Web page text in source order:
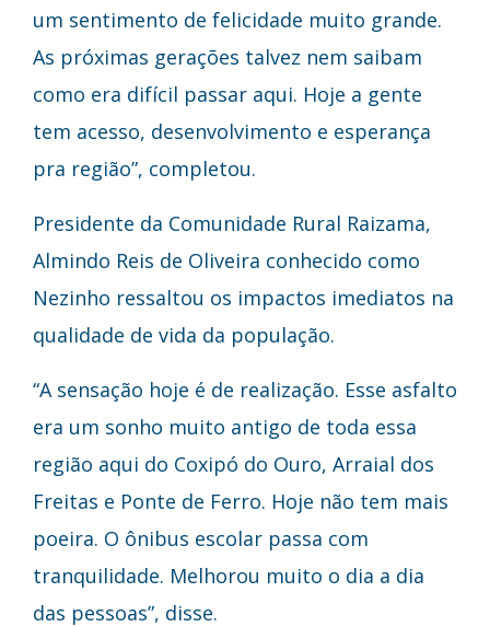
um sentimento de felicidade muito grande.
As próximas gerações talvez nem saibam
como era difícil passar aqui. Hoje a gente
tem acesso, desenvolvimento e esperança
pra região”, completou.
Presidente da Comunidade Rural Raizama,
Almindo Reis de Oliveira conhecido como
Nezinho ressaltou os impactos imediatos na
qualidade de vida da população.
“A sensação hoje é de realização. Esse asfalto
era um sonho muito antigo de toda essa
região aqui do Coxipó do Ouro, Arraial dos
Freitas e Ponte de Ferro. Hoje não tem mais
poeira. O ônibus escolar passa com
tranquilidade. Melhorou muito o dia a dia
das pessoas”, disse.